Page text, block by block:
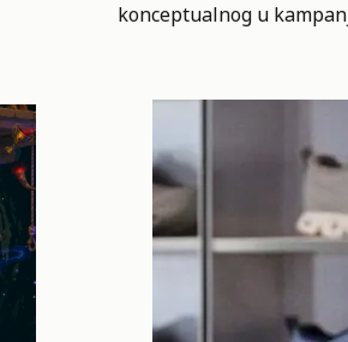
konceptualnog u